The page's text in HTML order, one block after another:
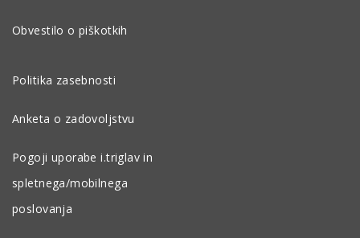
Obvestilo o piškotkih
Politika zasebnosti
Anketa o zadovoljstvu
Pogoji uporabe i.triglav in
spletnega/mobilnega
poslovanja